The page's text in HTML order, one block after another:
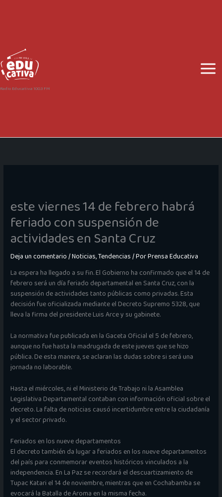
Radio Educativa 100.3 FM
este viernes 14 de febrero habrá
feriado con suspensión de
actividades en Santa Cruz
Deja un comentario/Noticias,Tendencias/ PorPrensa Educativa
La espera ha llegado a su fin. El Gobierno ha confirmado que el 14 de
febrero será un día feriado departamental en Santa Cruz, con la
suspensión de actividades tanto públicas como privadas. Esta
decisión fue oficializada mediante el Decreto Supremo 5328, que
lleva la firma del presidente Luis Arce y su gabinete.
La normativa fue publicada en la Gaceta Oficial el 5 de febrero,
aunque no fue hasta la madrugada de este jueves que se hizo
pública. De esta manera, se aclaran las dudas sobre si será una
jornada no laborable.
Hasta el miércoles, ni el Ministerio de Trabajo ni la Asamblea
Legislativa Departamental contaban con información oficial sobre el
decreto. La falta de noticias causó incertidumbre entre la ciudadanía
y el sector privado.
Feriados en los nueve departamentos
El decreto también da lugar a feriados en los nueve departamentos
del país para conmemorar eventos históricos vinculados a la
independencia. En La Paz se recordará el descuartizamiento de
Tupac Katari el 14 de noviembre, mientras que en Cochabamba se
evocará la Batalla de Aroma en la misma fecha.